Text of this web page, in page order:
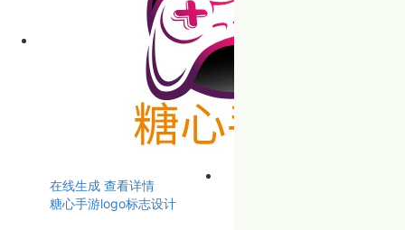
在线生成 查看详情
糖心手游logo标志设计